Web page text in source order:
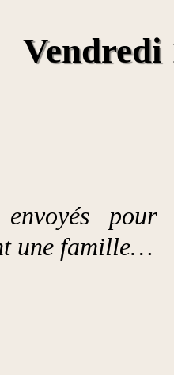
Vendredi
pour
une famille…